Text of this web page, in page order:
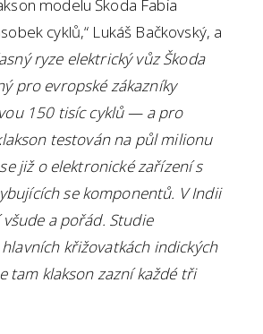
modelu Škoda Fabia
cyklů,“ Lukáš Bačkovský, a
ryze elektrický vůz Škoda
pro evropské zákazníky
150 tisíc cyklů — a pro
testován na půl milionu
již o elektronické zařízení s
se komponentů. V Indii
a pořád. Studie
křižovatkách indických
tam klakson zazní každé tři